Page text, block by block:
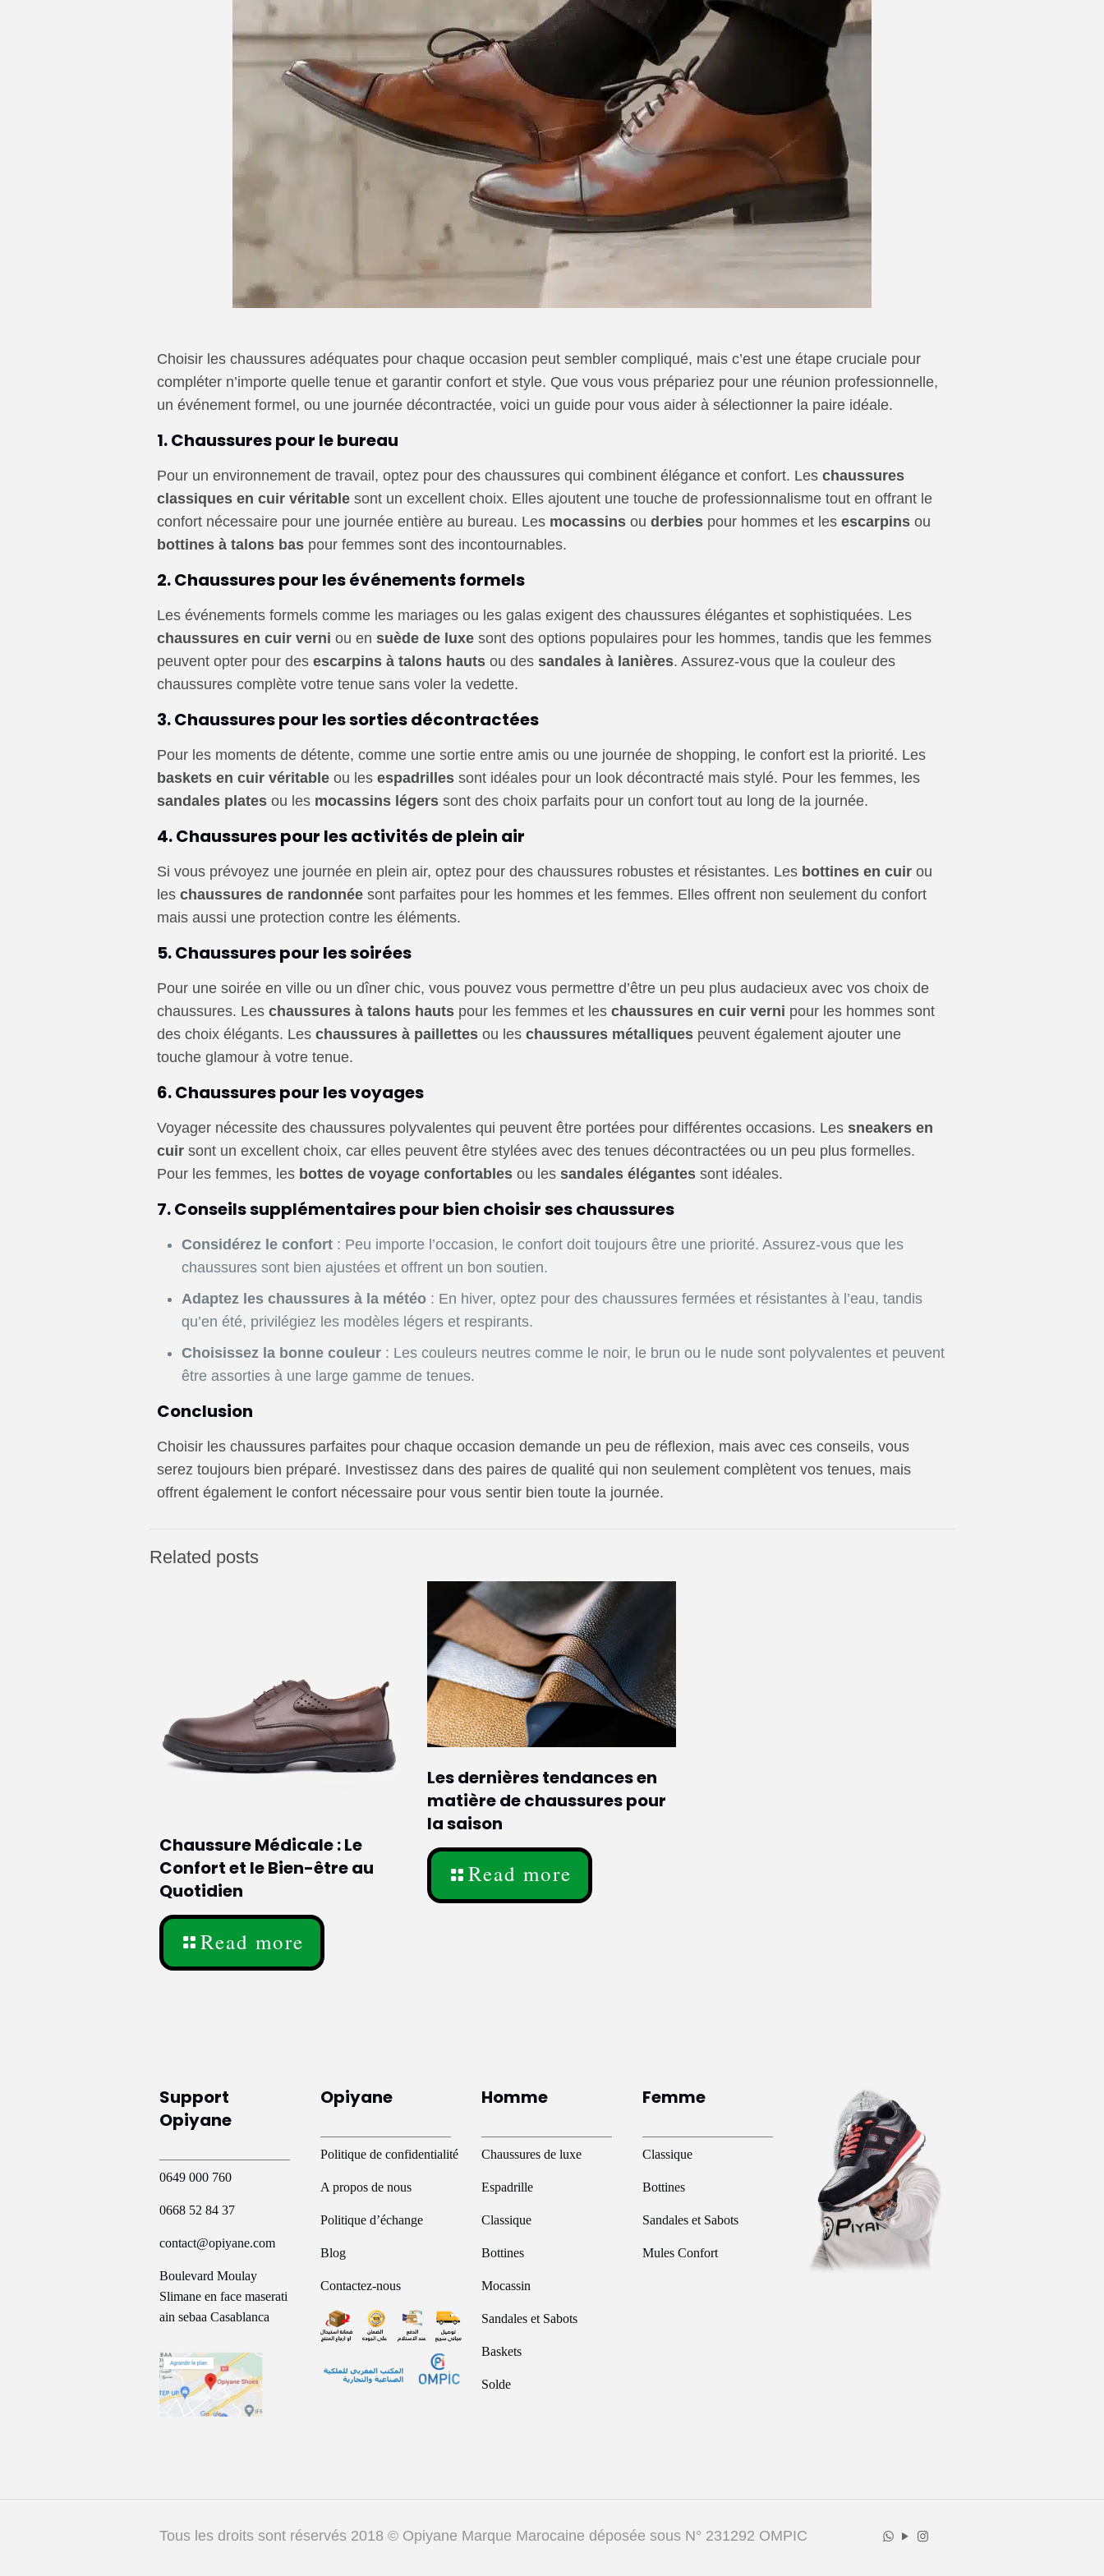
Choisir les chaussures adéquates pour chaque occasion peut sembler compliqué, mais c’est une étape cruciale pour
compléter n’importe quelle tenue et garantir confort et style. Que vous vous prépariez pour une réunion professionnelle,
un événement formel, ou une journée décontractée, voici un guide pour vous aider à sélectionner la paire idéale.
1.Chaussures pour le bureau
Pour un environnement de travail, optez pour des chaussures qui combinent élégance et confort. Leschaussures
classiques en cuir véritable sont un excellent choix. Elles ajoutent une touche de professionnalisme tout en offrant le
confort nécessaire pour une journée entière au bureau. Les mocassins ouderbies pour hommes et lesescarpins ou
bottines à talons bas pour femmes sont des incontournables.
2.Chaussures pour les événements formels
Les événements formels comme les mariages ou les galas exigent des chaussures élégantes et sophistiquées. Les
chaussures en cuir verni ou ensuède de luxe sont des options populaires pour les hommes, tandis que les femmes
peuvent opter pour desescarpins à talons hauts ou dessandales à lanières. Assurez-vous que la couleur des
chaussures complète votre tenue sans voler la vedette.
3.Chaussures pour les sorties décontractées
Pour les moments de détente, comme une sortie entre amis ou une journée de shopping, le confort est la priorité. Les
baskets en cuir véritable ou lesespadrilles sont idéales pour un look décontracté mais stylé. Pour les femmes, les
sandales plates ou les mocassins légers sont des choix parfaits pour un confort tout au long de la journée.
4.Chaussures pour les activités de plein air
Si vous prévoyez une journée en plein air, optez pour des chaussures robustes et résistantes. Les bottines en cuir ou
leschaussures de randonnée sont parfaites pour les hommes et les femmes. Elles offrent non seulement du confort
mais aussi une protection contre les éléments.
5.Chaussures pour les soirées
Pour une soirée en ville ou un dîner chic, vous pouvez vous permettre d’être un peu plus audacieux avec vos choix de
chaussures. Leschaussures à talons hauts pour les femmes et leschaussures en cuir verni pour les hommes sont
des choix élégants. Leschaussures à paillettes ou leschaussures métalliques peuvent également ajouter une
touche glamour à votre tenue.
6.Chaussures pour les voyages
Voyager nécessite des chaussures polyvalentes qui peuvent être portées pour différentes occasions. Lessneakers en
cuir sont un excellent choix, car elles peuvent être stylées avec des tenues décontractées ou un peu plus formelles.
Pour les femmes, les bottes de voyage confortables ou lessandales élégantes sont idéales.
7.Conseils supplémentaires pour bien choisir ses chaussures
Considérez le confort : Peu importe l’occasion, le confort doit toujours être une priorité. Assurez-vous que les
chaussures sont bien ajustées et offrent un bon soutien.
Adaptez les chaussures à la météo : En hiver, optez pour des chaussures fermées et résistantes à l’eau, tandis
qu’en été, privilégiez les modèles légers et respirants.
Choisissez la bonne couleur : Les couleurs neutres comme le noir, le brun ou le nude sont polyvalentes et peuvent
être assorties à une large gamme de tenues.
Conclusion
Choisir les chaussures parfaites pour chaque occasion demande un peu de réflexion, mais avec ces conseils, vous
serez toujours bien préparé. Investissez dans des paires de qualité qui non seulement complètent vos tenues, mais
offrent également le confort nécessaire pour vous sentir bien toute la journée.
Related posts
Chaussure Médicale : Le
Confort et le Bien-être au
Quotidien
Read more
Les dernières tendances en
matière de chaussures pour
la saison
Read more
Support
Opiyane
0649 000 760
0668 52 84 37
contact@opiyane.com
Boulevard Moulay
Slimane en face maserati
ain sebaa Casablanca
Opiyane
Politique de confidentialité
A propos de nous
Politique d’échange
Blog
Contactez-nous
Homme
Chaussures de luxe
Espadrille
Classique
Bottines
Mocassin
Sandales et Sabots
Baskets
Solde
Femme
Classique
Bottines
Sandales et Sabots
Mules Confort
Tous les droits sont réservés 2018 © Opiyane Marque Marocaine déposée sous N° 231292 OMPIC